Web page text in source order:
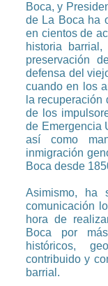
Boca, y
de La Boca ha
en cientos de
historia
preservación
defensa del
cuando en los
la recuperación
de los
de Emergencia
así como
inmigración
Boca desde
Asimismo, ha
comunicación
hora de
Boca por
históricos,
contribuido y
barrial.